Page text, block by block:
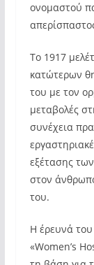
ονομαστού
Το 1917
κατώτερων
του με τον
μεταβολές
συνέχεια
εξέτασης
στον
του.
Η έρευνά του
«Women’s